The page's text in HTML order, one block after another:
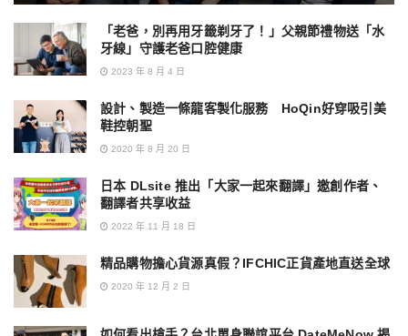
「老爸，別再用牙籤剃牙了！」父親節禮物送「水
牙線」守護老爸口腔健康
2023 年 8 月 4 日
設計、製造一條龍客製化服務 HoQin好穿吸引美
鞋控朝聖
2020 年 8 月 20 日
日本 DLsite 推出「大家一起來翻譯」邀創作者、
翻譯者共享收益
2022 年 11 月 18 日
精品購物擔心貨源真假？IFCHIC正貨產地直送全球
2020 年 12 月 2 日